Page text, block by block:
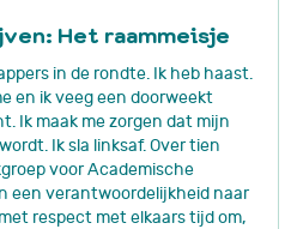
Het raammeisje
in de rondte. Ik heb haast.
en ik veeg een doorweekt
Ik maak me zorgen dat mijn
Ik sla linksaf. Over tien
voor Academische
een verantwoordelijkheid naar
respect met elkaars tijd om,